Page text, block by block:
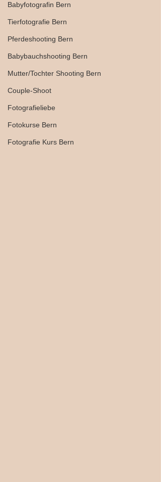
Babyfotografin Bern
Tierfotografie Bern
Pferdeshooting Bern
Babybauchshooting Bern
Mutter/Tochter Shooting Bern
Couple-Shoot
Fotografieliebe
Fotokurse Bern
Fotografie Kurs Bern